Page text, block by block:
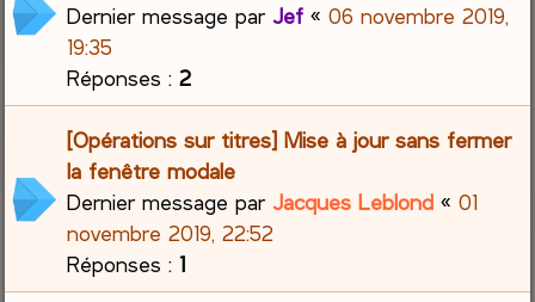
Dernier message parJef «06 novembre 2019,
19:35
Réponses :2
[Opérations sur titres] Mise à jour sans fermer
la fenêtre modale
Dernier message parJacques Leblond «01
novembre 2019, 22:52
Réponses :1